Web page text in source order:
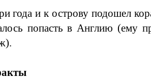
года и к острову подошел
попасть в Англию (ему